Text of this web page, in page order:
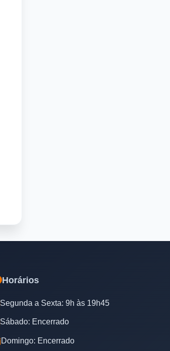
Horários
Segunda a Sexta: 9h às 19h45
Sábado: Encerrado
Domingo: Encerrado